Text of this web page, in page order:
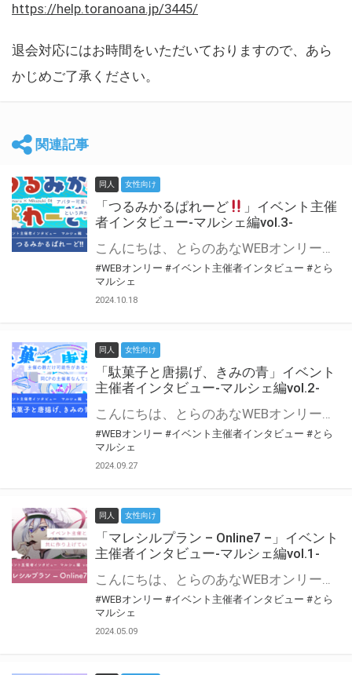
https://help.toranoana.jp/3445/
退会対応にはお時間をいただいておりますので、あら
かじめご了承ください。
関連記事
同人 女性向け
「つるみかるぱれーど
」イベント主催
者インタビュー-マルシェ編vol.3-
こんにちは、とらのあなWEBオンリー運営スタッフです。 新たにお届けする、イベント主催者インタビュー-マルシェ編-は、 とらのあなWEBオンリー「マルシェ」をご利用した主催様に 「マルシェ」を使って開催した感想や心がけをお聞きする企画です。 今回は、WEBオンリー初開催「つるみかるぱれーど
#WEBオンリー #イベント主催者インタビュー #とら
マルシェ
2024.10.18
同人 女性向け
「駄菓子と唐揚げ、きみの青」イベント
主催者インタビュー-マルシェ編vol.2-
こんにちは、とらのあなWEBオンリー運営スタッフです。 新たにお届けする、イベント主催者インタビュー-マルシェ編-は、 とらのあなWEBオンリー「マルシェ」をご利用の主催様に 「マルシェ」を使ってイベントを開催した感想や心がけをお聞きする企画です。 今回は、WEBオンリー初開催「駄菓子と唐揚げ、きみの青」より、 主催のぎこ六屋様にお話を伺いました。 協力：ぎこ六屋様／イベント公式Twitter（@krkgwks） とらのあなWEBオンリー「マルシェ」とは？ WEBオンリーでリアルタイムでコミュニケーションがとれるオンライン会場です。
#WEBオンリー #イベント主催者インタビュー #とら
マルシェ
2024.09.27
同人 女性向け
「マレシルプラン – Online7 –」イベント
主催者インタビュー-マルシェ編vol.1-
こんにちは、とらのあなWEBオンリー運営スタッフです。 新たにお届けする、イベント主催者インタビュー-マルシェ編-は、 とらのあなWEBオンリー「マルシェ」をご利用した主催様に 「マルシェ」を使って開催した感想や心がけをお聞きする企画です。 今回は、WEBオンリー開催7回目迎えた「マレシルプラン – Online7 –」より、 主催の玉川うた様にお話を伺いました。 ▼マレシルプランのインタビュー前回記事 「イベント主催者インタビュー vol.6」はこちら 協力：玉川うた様（マレシルプラン実行委員会 代表）／イベント公式Twitter（@mallesil_plan） とらのあなWEBオンリー「マルシェ」とは？ WEBオンリーでリアルタイムでコミュニケーションがとれるオンライン会場です。
#WEBオンリー #イベント主催者インタビュー #とら
マルシェ
2024.05.09